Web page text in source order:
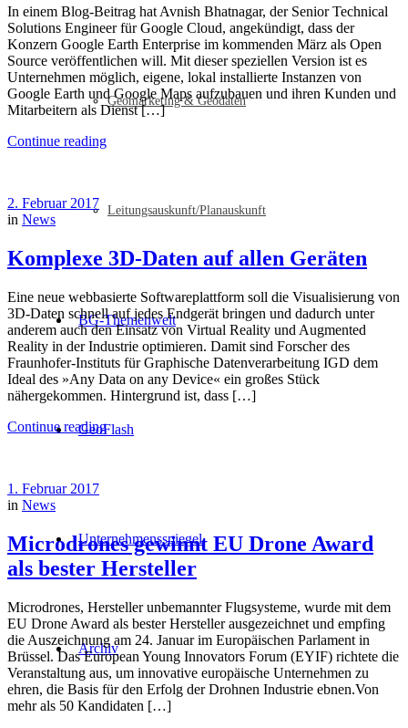
Geomarketing & Geodaten
Leitungsauskunft/Planauskunft
BG-Themenwelt
GeoFlash
Unternehmensspiegel
Archiv
In einem Blog-Beitrag hat Avnish Bhatnagar, der Senior Technical
Solutions Engineer für Google Cloud, angekündigt, dass der
Konzern Google Earth Enterprise im kommenden März als Open
Source veröffentlichen will. Mit dieser speziellen Version ist es
Unternehmen möglich, eigene, lokal installierte Instanzen von
Google Earth und Google Maps aufzubauen und ihren Kunden und
Mitarbeitern als Dienst […]
Continue reading
2. Februar 2017
in News
Komplexe 3D-Daten auf allen Geräten
Eine neue webbasierte Softwareplattform soll die Visualisierung von
3D-Daten schnell auf jedes Endgerät bringen und dadurch unter
anderem auch den Einsatz von Virtual Reality und Augmented
Reality in der Industrie optimieren. Damit sind Forscher des
Fraunhofer-Instituts für Graphische Datenverarbeitung IGD dem
Ideal des »Any Data on any Device« ein großes Stück
nähergekommen. Hintergrund ist, dass […]
Continue reading
1. Februar 2017
in News
Microdrones gewinnt EU Drone Award
als bester Hersteller
Microdrones, Hersteller unbemannter Flugsysteme, wurde mit dem
EU Drone Award als bester Hersteller ausgezeichnet und empfing
die Auszeichnung am 24. Januar im Europäischen Parlament in
Brüssel. Das European Young Innovators Forum (EYIF) richtete die
Veranstaltung aus, um innovative europäische Unternehmen zu
ehren, die Basis für den Erfolg der Drohnen Industrie ebnen.Von
mehr als 50 Kandidaten […]